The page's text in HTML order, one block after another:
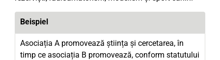
Beispiel
Asociația A promovează știința și cercetarea, în
timp ce asociația B promovează, conform statutului